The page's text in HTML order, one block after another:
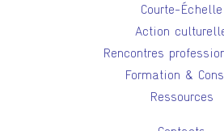
Courte-Échelle
Action
Rencontres
Formation &
Ressources